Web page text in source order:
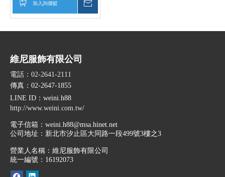
加入詢價籃
維尼服飾有限公司
電話：02-2641-2111
傳真：02-2647-1855
LINE ID ：weini.h88
http://www.weini.com.tw/
電子信箱： weini.h88@msa.hinet.net
公司地址： 新北市汐止區大同路一段499號3樓之3
營業人名稱：維尼服飾有限公司
統一編號：16192073